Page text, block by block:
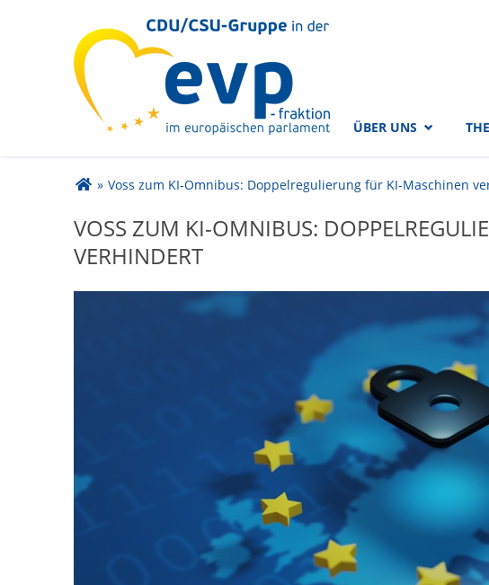
CDU/CSU-Gruppe in der EVP-
im Europäischen Parlament
ÜBER UNS
Sie sind hier
» Voss zum KI-Omnibus: Doppelregulierung für KI-Maschinen
VOSS ZUM KI-OMNIBUS:
VERHINDERT